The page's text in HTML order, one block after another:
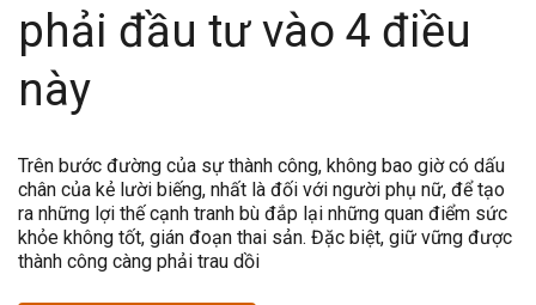
phải đầu tư vào 4 điều
này
Trên bước đường của sự thành công, không bao giờ có dấu
chân của kẻ lười biếng, nhất là đối với người phụ nữ, để tạo
ra những lợi thế cạnh tranh bù đắp lại những quan điểm sức
khỏe không tốt, gián đoạn thai sản. Đặc biệt, giữ vững được
thành công càng phải trau dồi